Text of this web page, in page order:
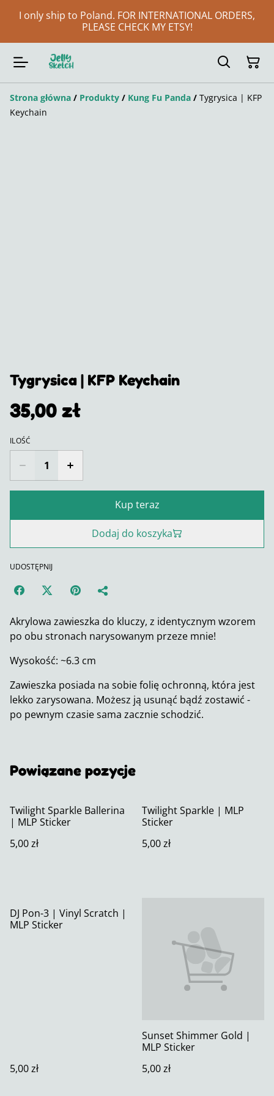
I only ship to Poland. FOR INTERNATIONAL ORDERS,
PLEASE CHECK MY ETSY!
Strona główna / Produkty / Kung Fu Panda / Tygrysica | KFP
Keychain
Tygrysica | KFP Keychain
35,00 zł
ILOŚĆ
Kup teraz
Dodaj do koszyka
UDOSTĘPNIJ
Akrylowa zawieszka do kluczy, z identycznym wzorem
po obu stronach narysowanym przeze mnie!
Wysokość: ~6.3 cm
Zawieszka posiada na sobie folię ochronną, która jest
lekko zarysowana. Możesz ją usunąć bądź zostawić -
po pewnym czasie sama zacznie schodzić.
Powiązane pozycje
Twilight Sparkle Ballerina
| MLP Sticker
5,00 zł
Twilight Sparkle | MLP
Sticker
5,00 zł
DJ Pon-3 | Vinyl Scratch |
MLP Sticker
5,00 zł
Sunset Shimmer Gold |
MLP Sticker
5,00 zł